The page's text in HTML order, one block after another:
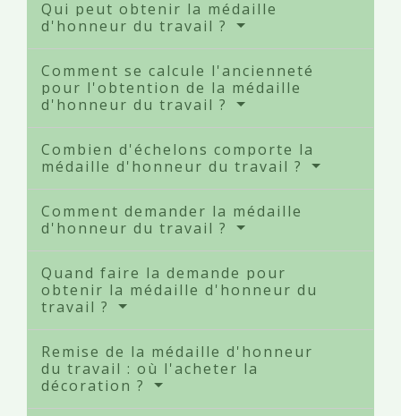
Qui peut obtenir la médaille
d'honneur du travail ?
Comment se calcule l'ancienneté
pour l'obtention de la médaille
d'honneur du travail ?
Combien d'échelons comporte la
médaille d'honneur du travail ?
Comment demander la médaille
d'honneur du travail ?
Quand faire la demande pour
obtenir la médaille d'honneur du
travail ?
Remise de la médaille d'honneur
du travail : où l'acheter la
décoration ?